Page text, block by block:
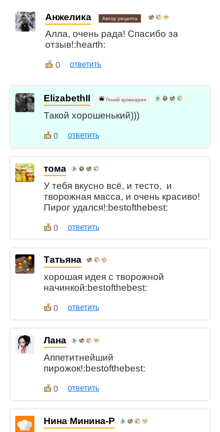
Анжелика Автор рецепта
Алла, очень рада! Спасибо за
отзыв!:hearth:
0 ответить
ElizabethII Гений кулинарии
Такой хорошенький)))
0 ответить
тома
У тебя вкусно всё, и тесто, и
творожная масса, и очень красиво!
Пирог удался!:bestofthebest:
0 ответить
Татьяна
хорошая идея с творожной
начинкой:bestofthebest:
0 ответить
Лана
Аппетитнейший
пирожок!:bestofthebest:
0 ответить
Нина Минина-Р